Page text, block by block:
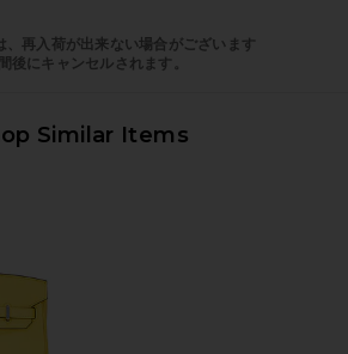
、再入荷が出来ない場合がございます
後にキャンセルされます。
Similar Items